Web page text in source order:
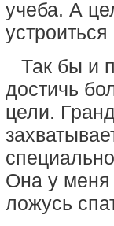
учеба. А
Так бы и
достичь
цели.
Она у меня
ложусь